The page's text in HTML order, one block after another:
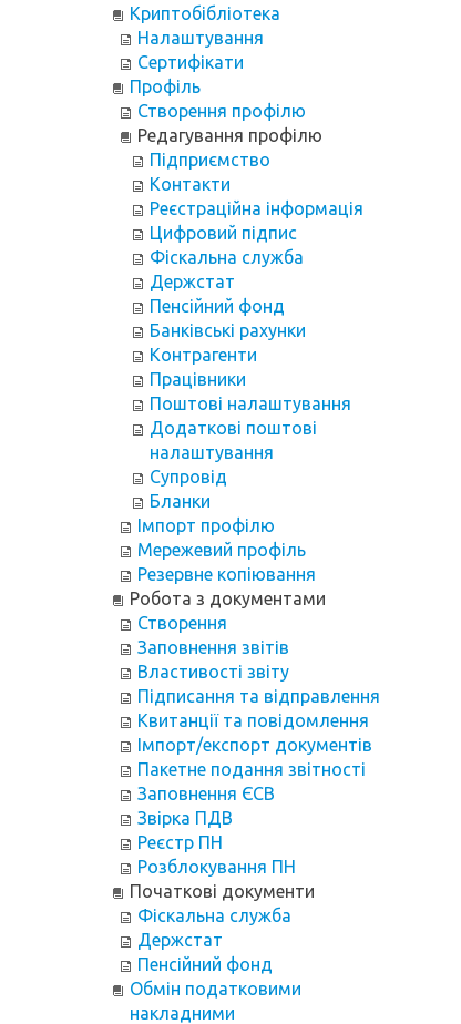
Криптобібліотека
Налаштування
Сертифікати
Профіль
Створення профілю
Редагування профілю
Підприємство
Контакти
Реєстраційна інформація
Цифровий підпис
Фіскальна служба
Держстат
Пенсійний фонд
Банківські рахунки
Контрагенти
Працівники
Поштові налаштування
Додаткові поштові
налаштування
Супровід
Бланки
Імпорт профілю
Мережевий профіль
Резервне копіювання
Робота з документами
Створення
Заповнення звітів
Властивості звіту
Підписання та відправлення
Квитанції та повідомлення
Імпорт/експорт документів
Пакетне подання звітності
Заповнення ЄСВ
Звірка ПДВ
Реєстр ПН
Розблокування ПН
Початкові документи
Фіскальна служба
Держстат
Пенсійний фонд
Обмін податковими
накладними